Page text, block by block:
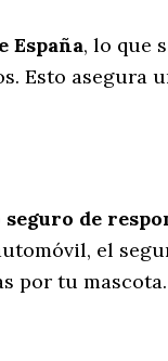
España, lo que
. Esto asegura
de
el
por tu mascota.